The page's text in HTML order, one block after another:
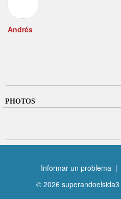
Andrés
PHOTOS
Informar un problema|
© 2026 superandoelsida3